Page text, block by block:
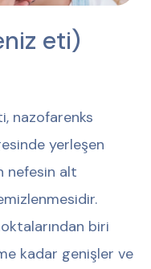
eti)
nazofarenks
yerleşen
nefesin alt
biri
kadar genişler ve